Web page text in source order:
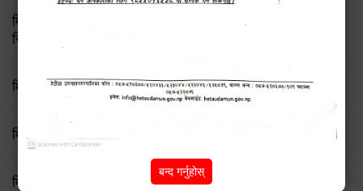
मिति २०८३ जेष्ठ १७ गते बसेको ८३औं नगर कार्यपालिकाको बैठकको
निर्णय
मिति २०८२/८/२१ गते बसेको ७६ औँ कार्यपालिका बैठकका निर्णयहरु
मिति २०८२/८/११ गते बसेको ७५ औँ कार्यपालिका बैठकका निर्णयहरु
मिति २०८२/७/१९ गते बसेको ७४ औँ कार्यपालिका बैठकका निर्णयहरु
बन्द गर्नुहोस्